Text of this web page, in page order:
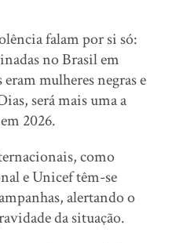
falam por si só:
no Brasil em
eram mulheres negras e
será mais uma a
2026.
como
e Unicef têm-se
alertando o
da situação.